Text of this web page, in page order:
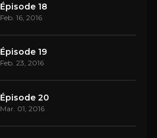
Épisode 18
Feb. 16, 2016
Épisode 19
Feb. 23, 2016
Épisode 20
Mar. 01, 2016